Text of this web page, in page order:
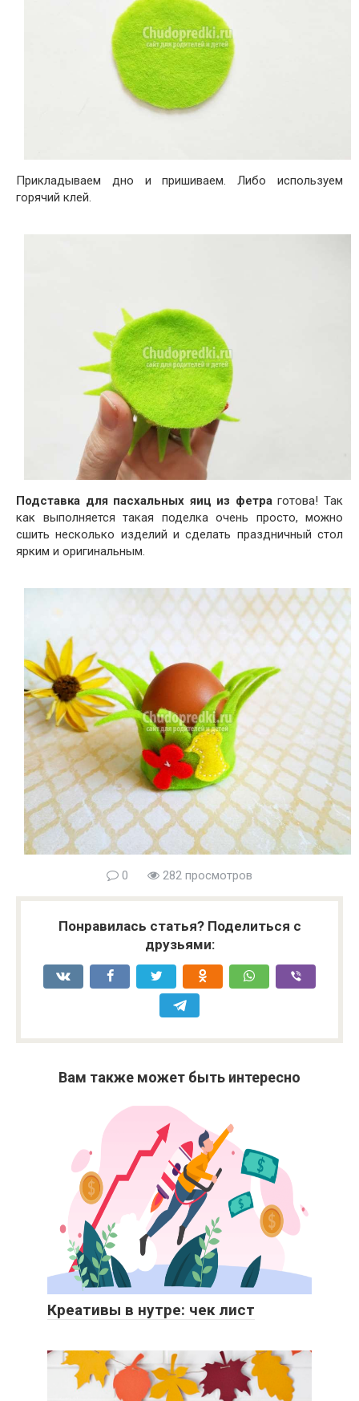
Прикладываем дно и пришиваем. Либо используем
горячий клей.
Подставка для пасхальных яиц из фетраготова! Так
как выполняется такая поделка очень просто, можно
сшить несколько изделий и сделать праздничный стол
ярким и оригинальным.
0 282 просмотров
Понравилась статья? Поделиться с
друзьями:
Вам также может быть интересно
Креативы в нутре: чек лист